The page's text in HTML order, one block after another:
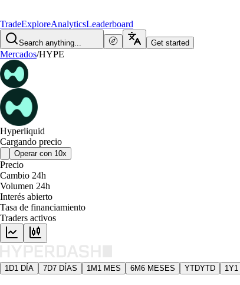
TradeExploreAnalyticsLeaderboard
Search anything... Get started
Mercados/HYPE
Hyperliquid
Cargando precio
Operar con 10x
Precio
Cambio 24h
Volumen 24h
Interés abierto
Tasa de financiamiento
Traders activos
1D1 DÍA 7D7 DÍAS 1M 1 MES 6M6 MESES YTDYTD 1Y